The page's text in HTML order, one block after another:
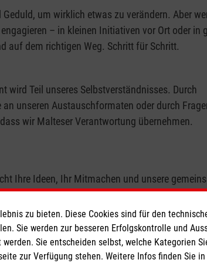
um wirklich etwas zu verändern. Aber
– in kleinen Initiativen vor Ort oder in
auf dem richtigen Weg. Schritt für Schritt.
wird Teil unseres Selbstverständnisses. Durch
unseren Austauschformaten oder durch
wir Malteser Verantwortung übernehmen.
Ihre Ideen, Ihr Mitmachen und unsere
– im Vertrauen darauf, dass wir zusammen
zu bieten. Diese Cookies sind für den
Sie werden zur besseren Erfolgskontrolle und
Sie entscheiden selbst, welche Kategorien
zur Verfügung stehen. Weitere Infos finden Sie